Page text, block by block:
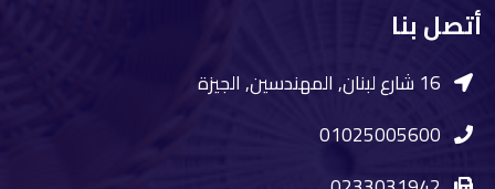
أتصل بنا